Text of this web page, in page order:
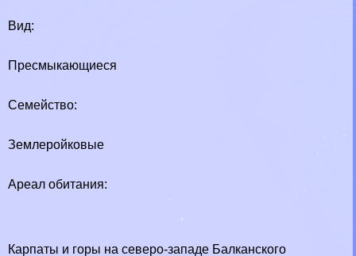
Вид:
Пресмыкающиеся
Семейство:
Землеройковые
Ареал обитания:
Карпаты и горы на северо-западе Балканского